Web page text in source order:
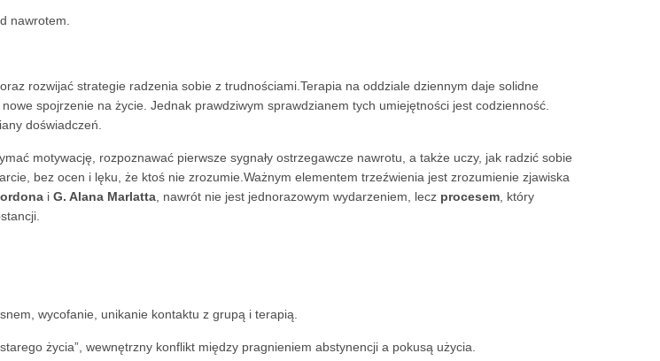
nawrotem.
rozwijać strategie radzenia sobie z trudnościami.Terapia na oddziale dziennym daje solidne
spojrzenie na życie. Jednak prawdziwym sprawdzianem tych umiejętności jest codzienność.
doświadczeń.
motywację, rozpoznawać pierwsze sygnały ostrzegawcze nawrotu, a także uczy, jak radzić sobie
bez ocen i lęku, że ktoś nie zrozumie.Ważnym elementem trzeźwienia jest zrozumienie zjawiska
i G. Alana Marlatta, nawrót nie jest jednorazowym wydarzeniem, lecz procesem, który
wycofanie, unikanie kontaktu z grupą i terapią.
życia”, wewnętrzny konflikt między pragnieniem abstynencji a pokusą użycia.